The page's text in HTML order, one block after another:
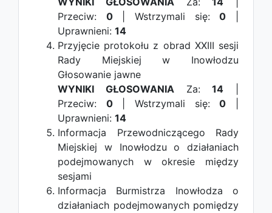
Przeciw: 0| Wstrzymali się:0
Uprawnieni: 14
Przyjęcie protokołu z obrad XXIII sesji
Rady Miejskiej w Inowłodzu
Głosowanie jawne
WYNIKI GŁOSOWANIAZa:14
Przeciw: 0| Wstrzymali się:0
Uprawnieni: 14
Informacja Przewodniczącego Rady
Miejskiej w Inowłodzu o działaniach
podejmowanych w okresie między
sesjami
Informacja Burmistrza Inowłodza o
działaniach podejmowanych pomiędzy